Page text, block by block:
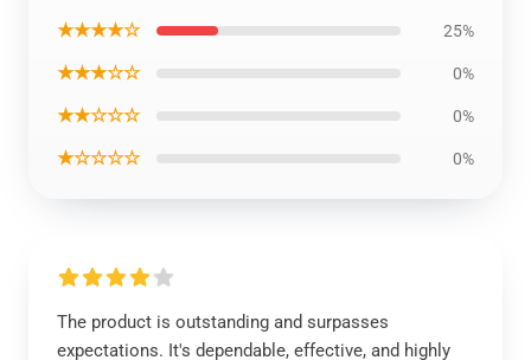
★★★★☆ 25%
★★★☆☆ 0%
★★☆☆☆ 0%
★☆☆☆☆ 0%
The product is outstanding and surpasses
expectations. It's dependable, effective, and highly